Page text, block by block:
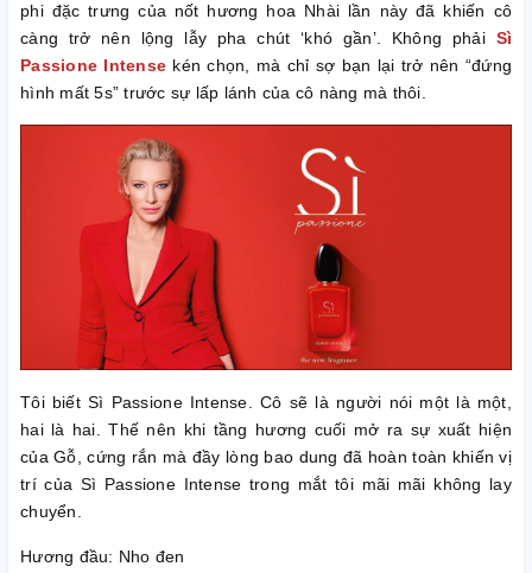
phi đặc trưng của nốt hương hoa Nhài lần này đã khiến cô
càng trở nên lộng lẫy pha chút ‘khó gần’. Không phải Sì
Passione Intense kén chọn, mà chỉ sợ bạn lại trở nên “đứng
hình mất 5s” trước sự lấp lánh của cô nàng mà thôi.
Tôi biết Sì Passione Intense. Cô sẽ là người nói một là một,
hai là hai. Thế nên khi tầng hương cuối mở ra sự xuất hiện
của Gỗ, cứng rắn mà đầy lòng bao dung đã hoàn toàn khiến vị
trí của Sì Passione Intense trong mắt tôi mãi mãi không lay
chuyển.
Hương đầu: Nho đen